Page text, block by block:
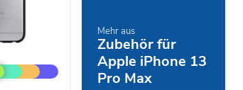
Mehr aus
Zubehör für
Apple iPhone 13
Pro Max